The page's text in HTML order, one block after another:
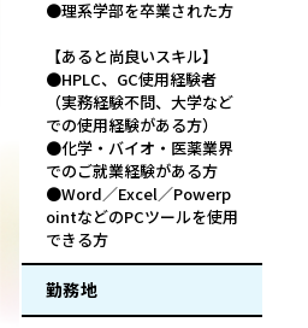
●理系学部を卒業された方
【あると尚良いスキル】
●HPLC、GC使用経験者
（実務経験不問、大学など
での使用経験がある方）
●化学・バイオ・医薬業界
でのご就業経験がある方
●Word／Excel／Powerp
ointなどのPCツールを使用
できる方
勤務地